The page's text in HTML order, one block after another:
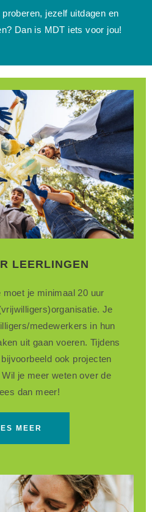
jezelf uitdagen en
Dan is MDT iets voor jou!
LEERLINGEN
moet je minimaal 20 uur
Je
medewerkers in hun
uit gaan voeren. Tijdens
ook projecten
je meer weten over de
dan meer!
MEER